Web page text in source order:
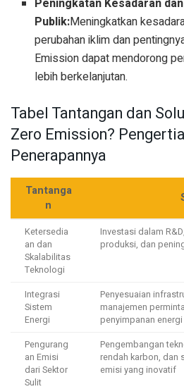
Peningkatan Kesadaran
Publik:Meningkatkan
perubahan iklim dan
Emission dapat mendorong
lebih berkelanjutan.
Tabel Tantangan dan
Zero Emission?
Penerapannya
Tantanga
n
Ketersedia
an dan
Skalabilitas
Teknologi
Investasi dalam
produksi, dan
Integrasi
Sistem
Energi
Penyesuaian
manajemen
penyimpanan energi
Pengurang
an Emisi
dari Sektor
Sulit
Pengembangan
rendah karbon, dan
emisi yang inovatif